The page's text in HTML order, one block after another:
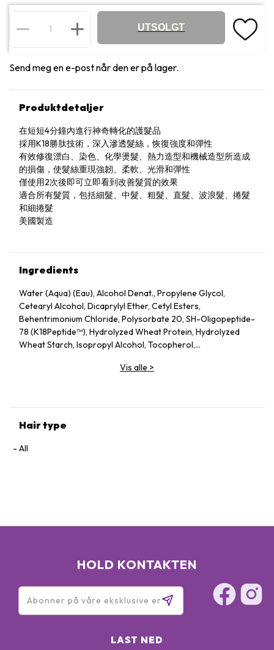
UTSOLGT
Send meg en e-post når den er på lager.
Produktdetaljer
在短短4分鐘內進行神奇轉化的護髮品
採用K18勝肽技術，深入滲透髮絲，恢復強度和彈性
有效修復漂白、染色、化學燙髮、熱力造型和機械造型所造成
的損傷，使髮絲重現強韌、柔軟、光滑和彈性
僅使用2次後即可立即看到改善髮質的效果
適合所有髮質，包括細髮、中髮、粗髮、直髮、波浪髮、捲髮
和細捲髮
美國製造
Ingredients
Water (Aqua) (Eau), Alcohol Denat., Propylene Glycol,
Cetearyl Alcohol, Dicaprylyl Ether, Cetyl Esters,
Behentrimonium Chloride, Polysorbate 20, SH-Oligopeptide-
78 (K18Peptide™), Hydrolyzed Wheat Protein, Hydrolyzed
Wheat Starch, Isopropyl Alcohol, Tocopherol,
(Parfum), Geraniol, Linalool, Hexyl Cinnamal, Benzyl Alcohol
Vis alle >
Hair type
All
HOLD KONTAKTEN
LAST NED